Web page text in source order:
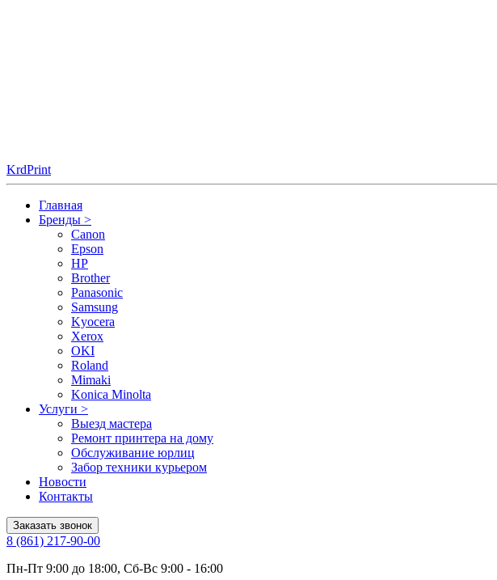
KrdPrint
Главная
Бренды >
Canon
Epson
HP
Brother
Panasonic
Samsung
Kyocera
Xerox
OKI
Roland
Mimaki
Konica Minolta
Услуги >
Выезд мастера
Ремонт принтера на дому
Обслуживание юрлиц
Забор техники курьером
Новости
Контакты
Заказать звонок
8 (861) 217-90-00
Пн-Пт 9:00 до 18:00, Сб-Вс 9:00 - 16:00